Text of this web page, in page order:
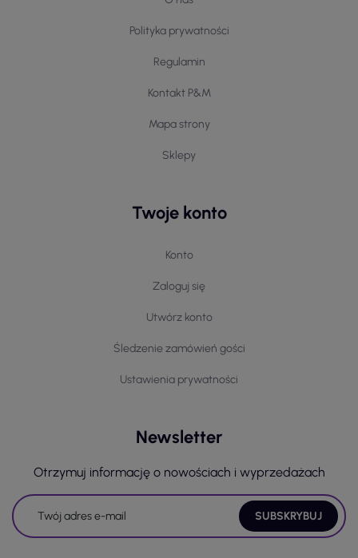
Polityka prywatności
Regulamin
Kontakt P&M
Mapa strony
Sklepy
Twoje konto
Konto
Zaloguj się
Utwórz konto
Śledzenie zamówień gości
Ustawienia prywatności
Newsletter
Otrzymuj informację o nowościach i wyprzedażach